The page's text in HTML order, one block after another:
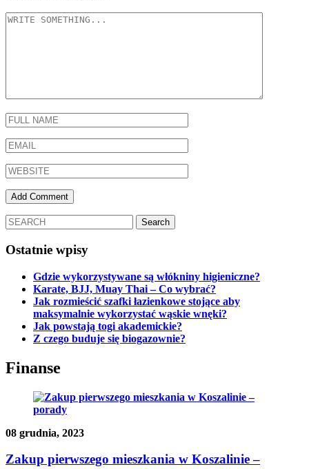
Ostatnie wpisy
Gdzie wykorzystywane są włókniny higieniczne?
Karate, BJJ, Muay Thai – Co wybrać?
Jak rozmieścić szafki łazienkowe stojące aby
maksymalnie wykorzystać wąskie wnęki?
Jak powstają togi akademickie?
Z czego buduje się biogazownie?
Finanse
08 grudnia, 2023
Zakup pierwszego mieszkania w Koszalinie –